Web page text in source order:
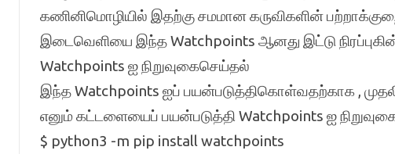
கணினிமொழியில் இதற்கு சமமான கருவிகளின்
இடைவெளியை இந்த Watchpoints ஆனது இட்டு
Watchpoints ஐ நிறுவுகைசெய்தல்
இந்த Watchpoints ஐப் பயன்படுத்திகொள்வதற்காக ,
எனும் கட்டளையைப் பயன்படுத்தி Watchpoints ஐ
$ python3 -m pip install watchpoints